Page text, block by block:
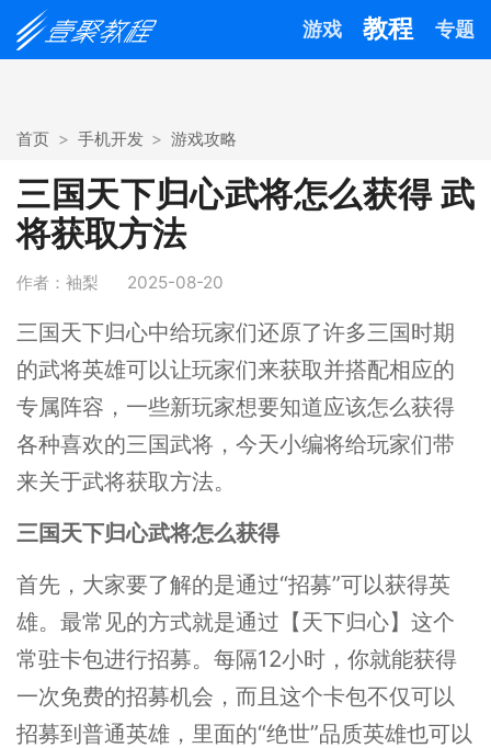
游戏 教程 专题
首页 手机开发 游戏攻略
三国天下归心武将怎么获得 武
将获取方法
作者：袖梨 2025-08-20
三国天下归心中给玩家们还原了许多三国时期
的武将英雄可以让玩家们来获取并搭配相应的
专属阵容，一些新玩家想要知道应该怎么获得
各种喜欢的三国武将，今天小编将给玩家们带
来关于武将获取方法。
三国天下归心武将怎么获得
首先，大家要了解的是通过“招募”可以获得英
雄。最常见的方式就是通过【天下归心】这个
常驻卡包进行招募。每隔12小时，你就能获得
一次免费的招募机会，而且这个卡包不仅可以
招募到普通英雄，里面的“绝世”品质英雄也可以